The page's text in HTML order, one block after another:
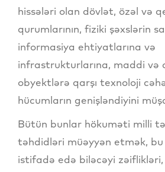
hissələri olan dövlət, özəl və
qurumlarının, fiziki şəxslərin
informasiya ehtiyatlarına və
infrastrukturlarına, maddi və
obyektlərə qarşı texnoloji
hücumların genişləndiyini
Bütün bunlar hökuməti milli
təhdidləri müəyyən etmək,
istifadə edə biləcəyi zəiflikləri,